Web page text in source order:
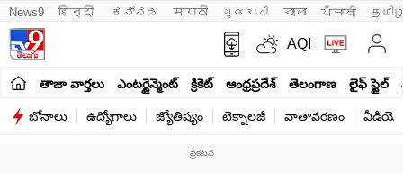
News9 हिन्दी ಕನ್ನಡ मराठी ગુજરાતી বাংলা ਪੰਜਾਬੀ
AQI
తాజా వార్తలు ఎంటర్టైన్మెంట్ క్రికెట్ ఆంధ్రప్రదేశ్ తెలంగాణ లైఫ్ స్టైల్
బోనాలు ఉద్యోగాలు జ్యోతిష్యం టెక్నాలజీ వాతావరణం